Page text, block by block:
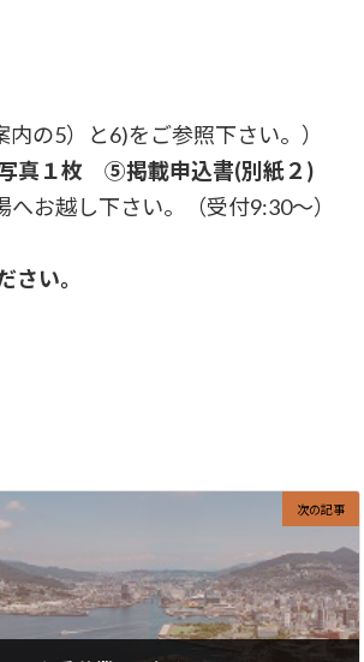
内の5）と6)をご参照下さい。）
真１枚 ⑤掲載申込書(別紙２)
お越し下さい。（受付9:30～）
い。
次の記事